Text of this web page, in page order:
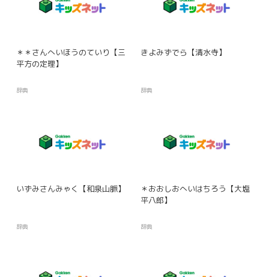
＊＊さんへいほうのていり【三
平方の定理】
辞典
きよみずでら【清水寺】
辞典
いずみさんみゃく【和泉山脈】
辞典
＊おおしおへいはちろう【大塩
平八郎】
辞典